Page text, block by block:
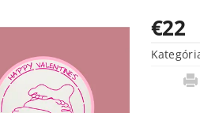
€22